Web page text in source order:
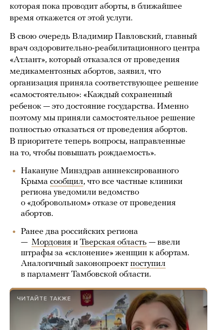
которая пока проводит аборты, в ближайшее
время откажется от этой услуги.
В свою очередь Владимир Павловский, главный
врач оздоровительно-реабилитационного центра
«Атлант», который отказался от проведения
медикаментозных абортов, заявил, что
организация приняла соответствующее решение
«самостоятельно»: «Каждый сохраненный
ребенок — это достояние государства. Именно
поэтому мы приняли самостоятельное решение
полностью отказаться от проведения абортов.
В приоритете теперь вопросы, направленные
на то, чтобы повышать рождаемость».
Накануне Минздрав анннексированного
Крыма сообщил, что все частные клиники
региона уведомили ведомство
о «добровольном» отказе от проведения
абортов.
Ранее два российских региона
— Мордовия и Тверская область — ввели
штрафы за «склонение» женщин к абортам.
Аналогичный законопроект поступил
в парламент Тамбовской области.
ЧИТАЙТЕ ТАКЖЕ